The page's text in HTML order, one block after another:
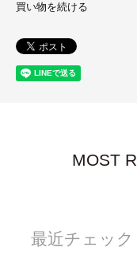
買い物を続ける
MOST
最近チェッ